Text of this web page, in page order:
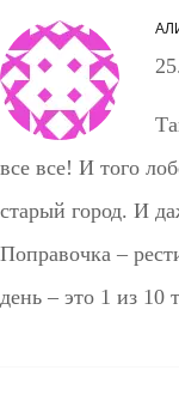
все все! И того
старый город. И
Поправочка –
день – это 1 из